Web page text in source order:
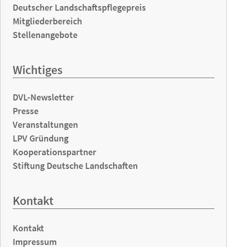
Deutscher Landschaftspflegepreis
Mitgliederbereich
Stellenangebote
Wichtiges
DVL-Newsletter
Presse
Veranstaltungen
LPV Gründung
Kooperationspartner
Stiftung Deutsche Landschaften
Kontakt
Kontakt
Impressum